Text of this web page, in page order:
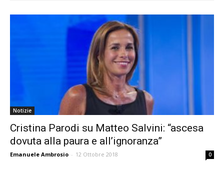
Notizie
Cristina Parodi su Matteo Salvini: “ascesa
dovuta alla paura e all’ignoranza”
Emanuele Ambrosio - 12 Ottobre 2018 0